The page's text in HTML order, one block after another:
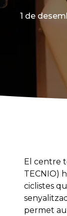
1 de
El centre
TECNIO)
ciclistes
permet